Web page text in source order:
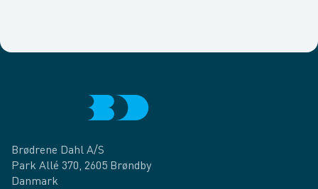
Brødrene Dahl A/S
Park Allé 370, 2605 Brøndby
Danmark